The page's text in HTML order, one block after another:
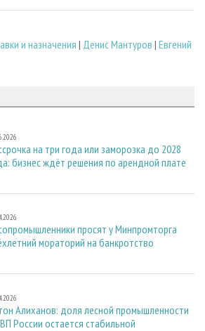
и назначения | Денис Мантуров | Евгений
на три года или заморозка до 2028
бизнес ждёт решения по арендной плате
просят у Минпромторга
мораторий на банкротство
Алиханов: доля лесной промышленности
России остается стабильной